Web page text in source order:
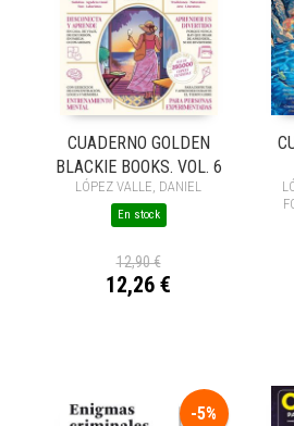
CUADERNO GOLDEN
BLACKIE BOOKS. VOL. 6
LÓPEZ VALLE, DANIEL
En stock
12,90 €
12,26 €
-5%